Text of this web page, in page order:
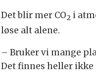
Det blir mer CO2 i
løse alt alene.
– Bruker vi mange
Det finnes heller